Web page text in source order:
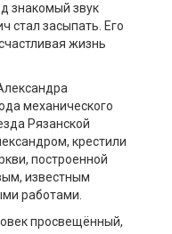
знакомый звук
стал засыпать. Его
жизнь
механического
Рязанской
крестили
построенной
известным
работами.
просвещённый,